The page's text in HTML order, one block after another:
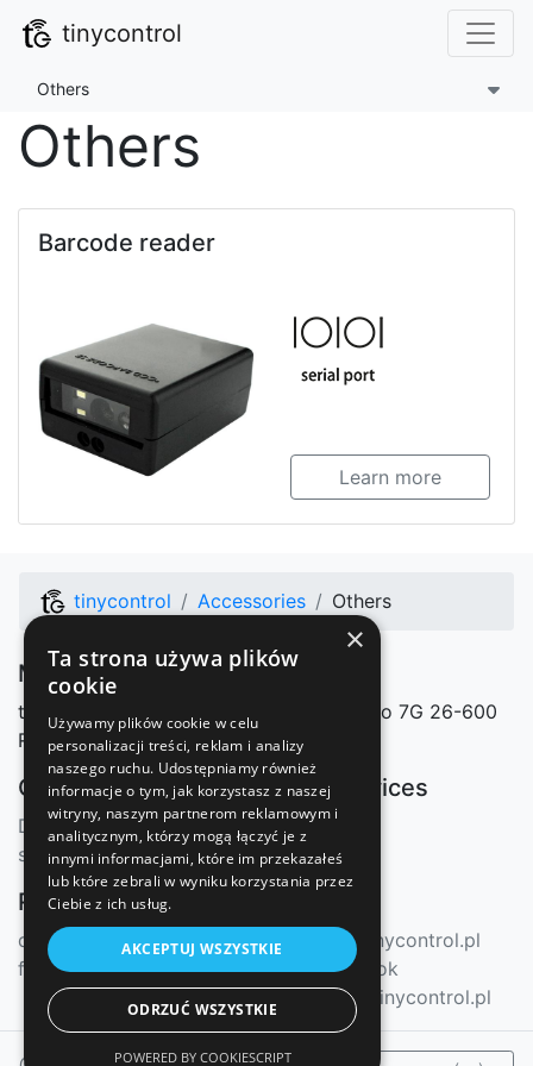
tinycontrol
Others
Others
Barcode reader
Learn more
tinycontrol Accessories Others
Manufacturer
tinycontrol Marcin Nosek Mazowieckiego 7G 26-600
Radom, Polska
Our shops
Distributors
sklep.tinycontrol.pl
Our services
mqtt.ats.pl
Resources
docs.tinycontrol.pl
forum.tinycontrol.pl
info@tinycontrol.pl
Facebook
forum.tinycontrol.pl
×
Ta strona używa plików
cookie
Używamy plików cookie w celu
personalizacji treści, reklam i analizy
naszego ruchu. Udostępniamy również
informacje o tym, jak korzystasz z naszej
witryny, naszym partnerom reklamowym i
analitycznym, którzy mogą łączyć je z
innymi informacjami, które im przekazałeś
lub które zebrali w wyniku korzystania przez
Ciebie z ich usług.
AKCEPTUJ WSZYSTKIE
ODRZUĆ WSZYSTKIE
POWERED BY COOKIESCRIPT